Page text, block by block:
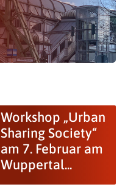
Workshop „Urban
Sharing Society“
am 7. Februar am
Wuppertal...